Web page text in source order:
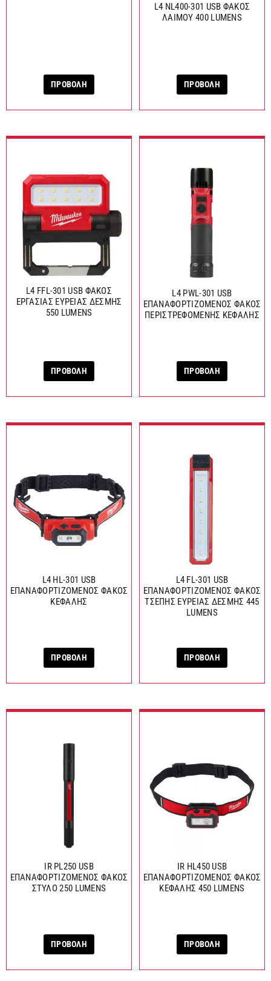
ΠΡΟΒΟΛΗ
L4 NL400-301 USB ΦΑΚΟΣ
ΛΑΙΜΟΥ 400 LUMENS
ΠΡΟΒΟΛΗ
L4 FFL-301 USB ΦΑΚΟΣ
ΕΡΓΑΣΙΑΣ ΕΥΡΕΙΑΣ ΔΕΣΜΗΣ
550 LUMENS
ΠΡΟΒΟΛΗ
L4 PWL-301 USB
ΕΠΑΝΑΦΟΡΤΙΖΟΜΕΝΟΣ ΦΑΚΟΣ
ΠΕΡΙΣΤΡΕΦΟΜΕΝΗΣ ΚΕΦΑΛΗΣ
ΠΡΟΒΟΛΗ
L4 HL-301 USB
ΕΠΑΝΑΦΟΡΤΙΖΟΜΕΝΟΣ ΦΑΚΟΣ
ΚΕΦΑΛΗΣ
ΠΡΟΒΟΛΗ
L4 FL-301 USB
ΕΠΑΝΑΦΟΡΤΙΖΟΜΕΝΟΣ ΦΑΚΟΣ
ΤΣΕΠΗΣ ΕΥΡΕΙΑΣ ΔΕΣΜΗΣ 445
LUMENS
ΠΡΟΒΟΛΗ
IR PL250 USB
ΕΠΑΝΑΦΟΡΤΙΖΟΜΕΝΟΣ ΦΑΚΟΣ
ΣΤΥΛΟ 250 LUMENS
ΠΡΟΒΟΛΗ
IR HL450 USB
ΕΠΑΝΑΦΟΡΤΙΖΟΜΕΝΟΣ ΦΑΚΟΣ
ΚΕΦΑΛΗΣ 450 LUMENS
ΠΡΟΒΟΛΗ